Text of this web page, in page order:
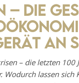
– Die
an
– die letzten
lassen